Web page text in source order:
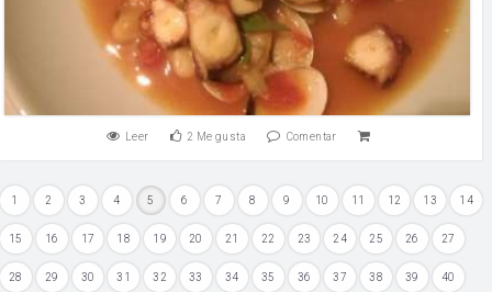
Leer 2 Me gusta Comentar
1 2 3 4 5 6 7 8 9 10 11 12 13 14
15 16 17 18 19 20 21 22 23 24 25 26 27
28 29 30 31 32 33 34 35 36 37 38 39 40